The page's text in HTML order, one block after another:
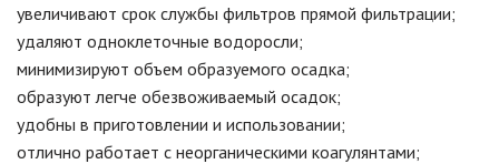
увеличивают срок службы фильтров прямой фильтрации;
удаляют одноклеточные водоросли;
минимизируют объем образуемого осадка;
образуют легче обезвоживаемый осадок;
удобны в приготовлении и использовании;
отлично работает с неорганическими коагулянтами;